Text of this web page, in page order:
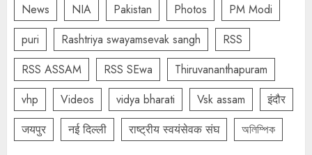
News
NIA Pakistan Photos
PM Modi
puri
Rashtriya swayamsevak sangh
RSS
RSS ASSAM
RSS SEwa
Thiruvananthapuram
vhp
Videos vidya bharati Vsk assam
इंदौर
जयपुर
नई दिल्ली राष्ट्रीय स्वयंसेवक संघ অলিম্পিক